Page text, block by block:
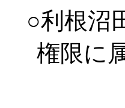
○利根沼
権限に